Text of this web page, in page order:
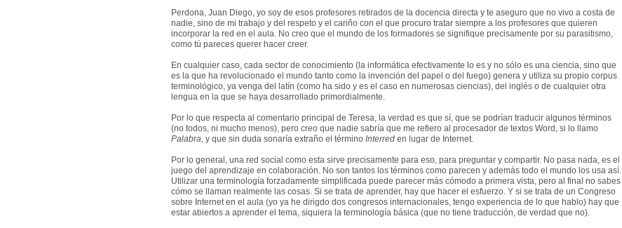
Perdona, Juan Diego, yo soy de esos profesores retirados de la docencia directa y te aseguro que no vivo a costa de
nadie, sino de mi trabajo y del respeto y el cariño con el que procuro tratar siempre a los profesores que quieren
incorporar la red en el aula. No creo que el mundo de los formadores se signifique precisamente por su parasitismo,
como tú pareces querer hacer creer.
En cualquier caso, cada sector de conocimiento (la informática efectivamente lo es y no sólo es una ciencia, sino que
es la que ha revolucionado el mundo tanto como la invención del papel o del fuego) genera y utiliza su propio corpus
terminológico, ya venga del latín (como ha sido y es el caso en numerosas ciencias), del inglés o de cualquier otra
lengua en la que se haya desarrollado primordialmente.
Por lo que respecta al comentario principal de Teresa, la verdad es que sí, que se podrían traducir algunos términos
(no todos, ni mucho menos), pero creo que nadie sabría que me refiero al procesador de textos Word, si lo llamo
Palabra, y que sin duda sonaría extraño el término Interred en lugar de Internet.
Por lo general, una red social como esta sirve precisamente para eso, para preguntar y compartir. No pasa nada, es el
juego del aprendizaje en colaboración. No son tantos los términos como parecen y además todo el mundo los usa así.
Utilizar una terminología forzadamente simplificada puede parecer más cómodo a primera vista, pero al final no sabes
cómo se llaman realmente las cosas. Si se trata de aprender, hay que hacer el esfuerzo. Y si se trata de un Congreso
sobre Internet en el aula (yo ya he dirigdo dos congresos internacionales, tengo experiencia de lo que hablo) hay que
estar abiertos a aprender el tema, siquiera la terminología básica (que no tiene traducción, de verdad que no).